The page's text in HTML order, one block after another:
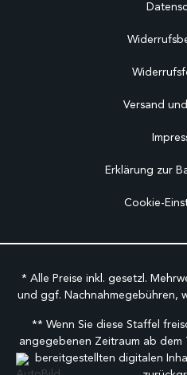
Versand
Erklärung zur
Cookie-
* Alle Preise inkl. gesetzl.
und ggf. Nachnahmegebühren,
** Wenn Sie diese Staffel
angegebenen Zeitraum ab dem
bereitgestellten digitalen